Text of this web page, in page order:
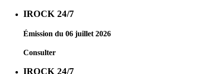
IROCK 24/7
Émission du 06 juillet 2026
Consulter
IROCK 24/7